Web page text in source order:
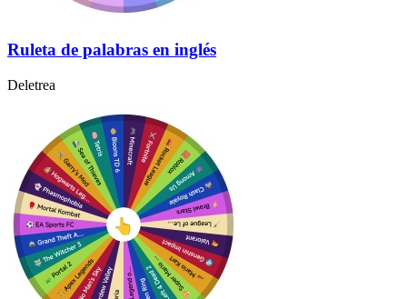
Ruleta de palabras en inglés
Deletrea